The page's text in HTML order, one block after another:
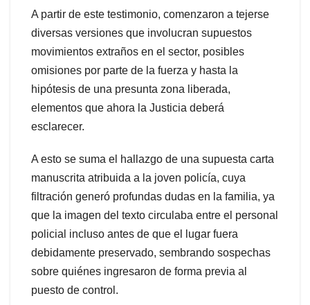
A partir de este testimonio, comenzaron a tejerse
diversas versiones que involucran supuestos
movimientos extraños en el sector, posibles
omisiones por parte de la fuerza y hasta la
hipótesis de una presunta zona liberada,
elementos que ahora la Justicia deberá
esclarecer.
A esto se suma el hallazgo de una supuesta carta
manuscrita atribuida a la joven policía, cuya
filtración generó profundas dudas en la familia, ya
que la imagen del texto circulaba entre el personal
policial incluso antes de que el lugar fuera
debidamente preservado, sembrando sospechas
sobre quiénes ingresaron de forma previa al
puesto de control.